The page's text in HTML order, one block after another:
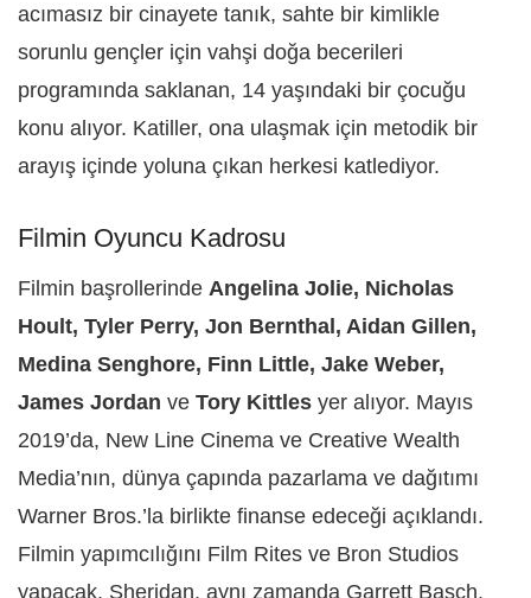
acımasız bir cinayete tanık, sahte bir kimlikle
sorunlu gençler için vahşi doğa becerileri
programında saklanan, 14 yaşındaki bir çocuğu
konu alıyor. Katiller, ona ulaşmak için metodik bir
arayış içinde yoluna çıkan herkesi katlediyor.
Filmin Oyuncu Kadrosu
Filmin başrollerinde Angelina Jolie, Nicholas
Hoult, Tyler Perry, Jon Bernthal, Aidan Gillen,
Medina Senghore, Finn Little, Jake Weber,
James Jordan ve Tory Kittles yer alıyor. Mayıs
2019’da, New Line Cinema ve Creative Wealth
Media’nın, dünya çapında pazarlama ve dağıtımı
Warner Bros.’la birlikte finanse edeceği açıklandı.
Filmin yapımcılığını Film Rites ve Bron Studios
yapacak. Sheridan, aynı zamanda Garrett Basch,